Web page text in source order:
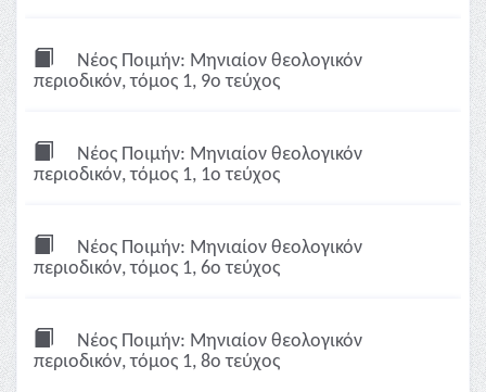
Νέος Ποιμήν: Μηνιαίον θεολογικόν
περιοδικόν, τόμος 1, 9ο τεύχος
Νέος Ποιμήν: Μηνιαίον θεολογικόν
περιοδικόν, τόμος 1, 1ο τεύχος
Νέος Ποιμήν: Μηνιαίον θεολογικόν
περιοδικόν, τόμος 1, 6ο τεύχος
Νέος Ποιμήν: Μηνιαίον θεολογικόν
περιοδικόν, τόμος 1, 8ο τεύχος